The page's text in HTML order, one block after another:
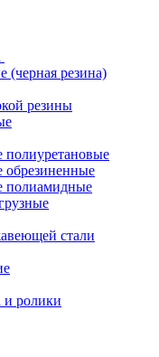
резина)
резины
полиуретановые
обрезиненные
полиамидные
стали
и ролики